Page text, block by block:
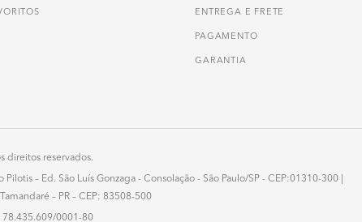
ENTREGA E FRETE
PAGAMENTO
GARANTIA
direitos reservados.
– Ed. São Luís Gonzaga - Consolação - São Paulo/SP - CEP:01310-300 |
– PR – CEP: 83508-500
78.435.609/0001-80